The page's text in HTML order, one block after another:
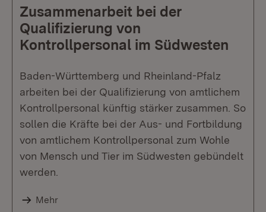
Zusammenarbeit bei der
Qualifizierung von
Kontrollpersonal im Südwesten
Baden-Württemberg und Rheinland-Pfalz
arbeiten bei der Qualifizierung von amtlichem
Kontrollpersonal künftig stärker zusammen. So
sollen die Kräfte bei der Aus- und Fortbildung
von amtlichem Kontrollpersonal zum Wohle
von Mensch und Tier im Südwesten gebündelt
werden.
Mehr